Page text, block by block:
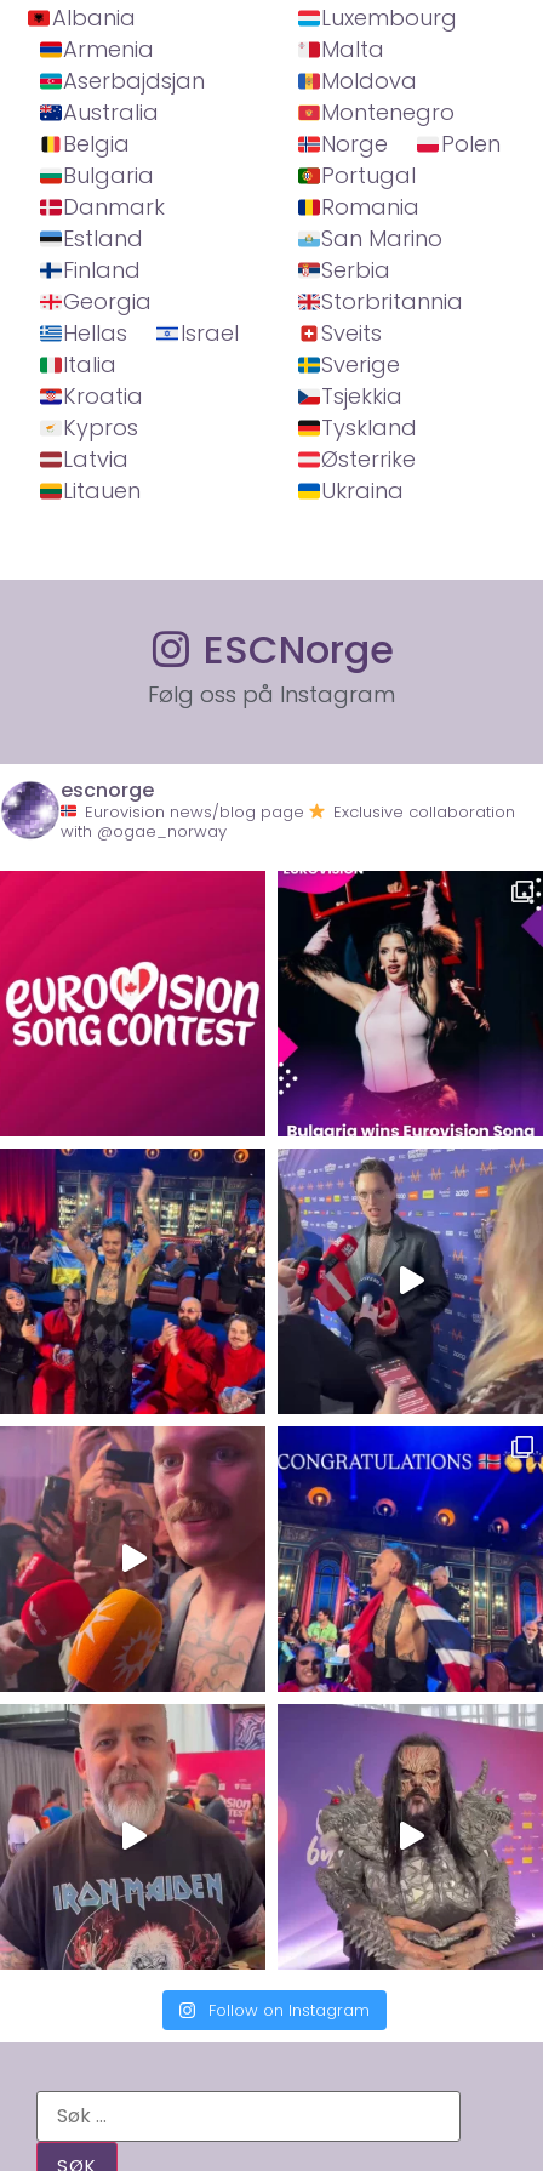
Albania
Armenia
Aserbajdsjan
Australia
Belgia
Bulgaria
Danmark
Estland
Finland
Georgia
Hellas
Israel
Italia
Kroatia
Kypros
Latvia
Litauen
Luxembourg
Malta
Moldova
Montenegro
Norge
Polen
Portugal
Romania
San Marino
Serbia
Storbritannia
Sveits
Sverige
Tsjekkia
Tyskland
Østerrike
Ukraina
ESCNorge
Følg oss på Instagram
escnorge
Eurovision news/blog page
Exclusive collaboration
with @ogae_norway
Follow on Instagram